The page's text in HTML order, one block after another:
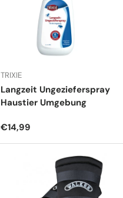
TRIXIE
Langzeit Ungezieferspray
Haustier Umgebung
Normaler Preis
€14,99